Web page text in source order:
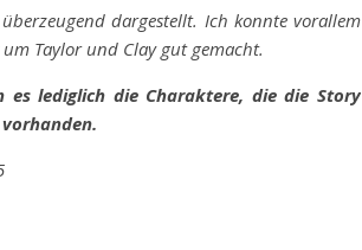
dargestellt. Ich konnte vorallem
Taylor und Clay gut gemacht.
es lediglich die Charaktere, die die Story